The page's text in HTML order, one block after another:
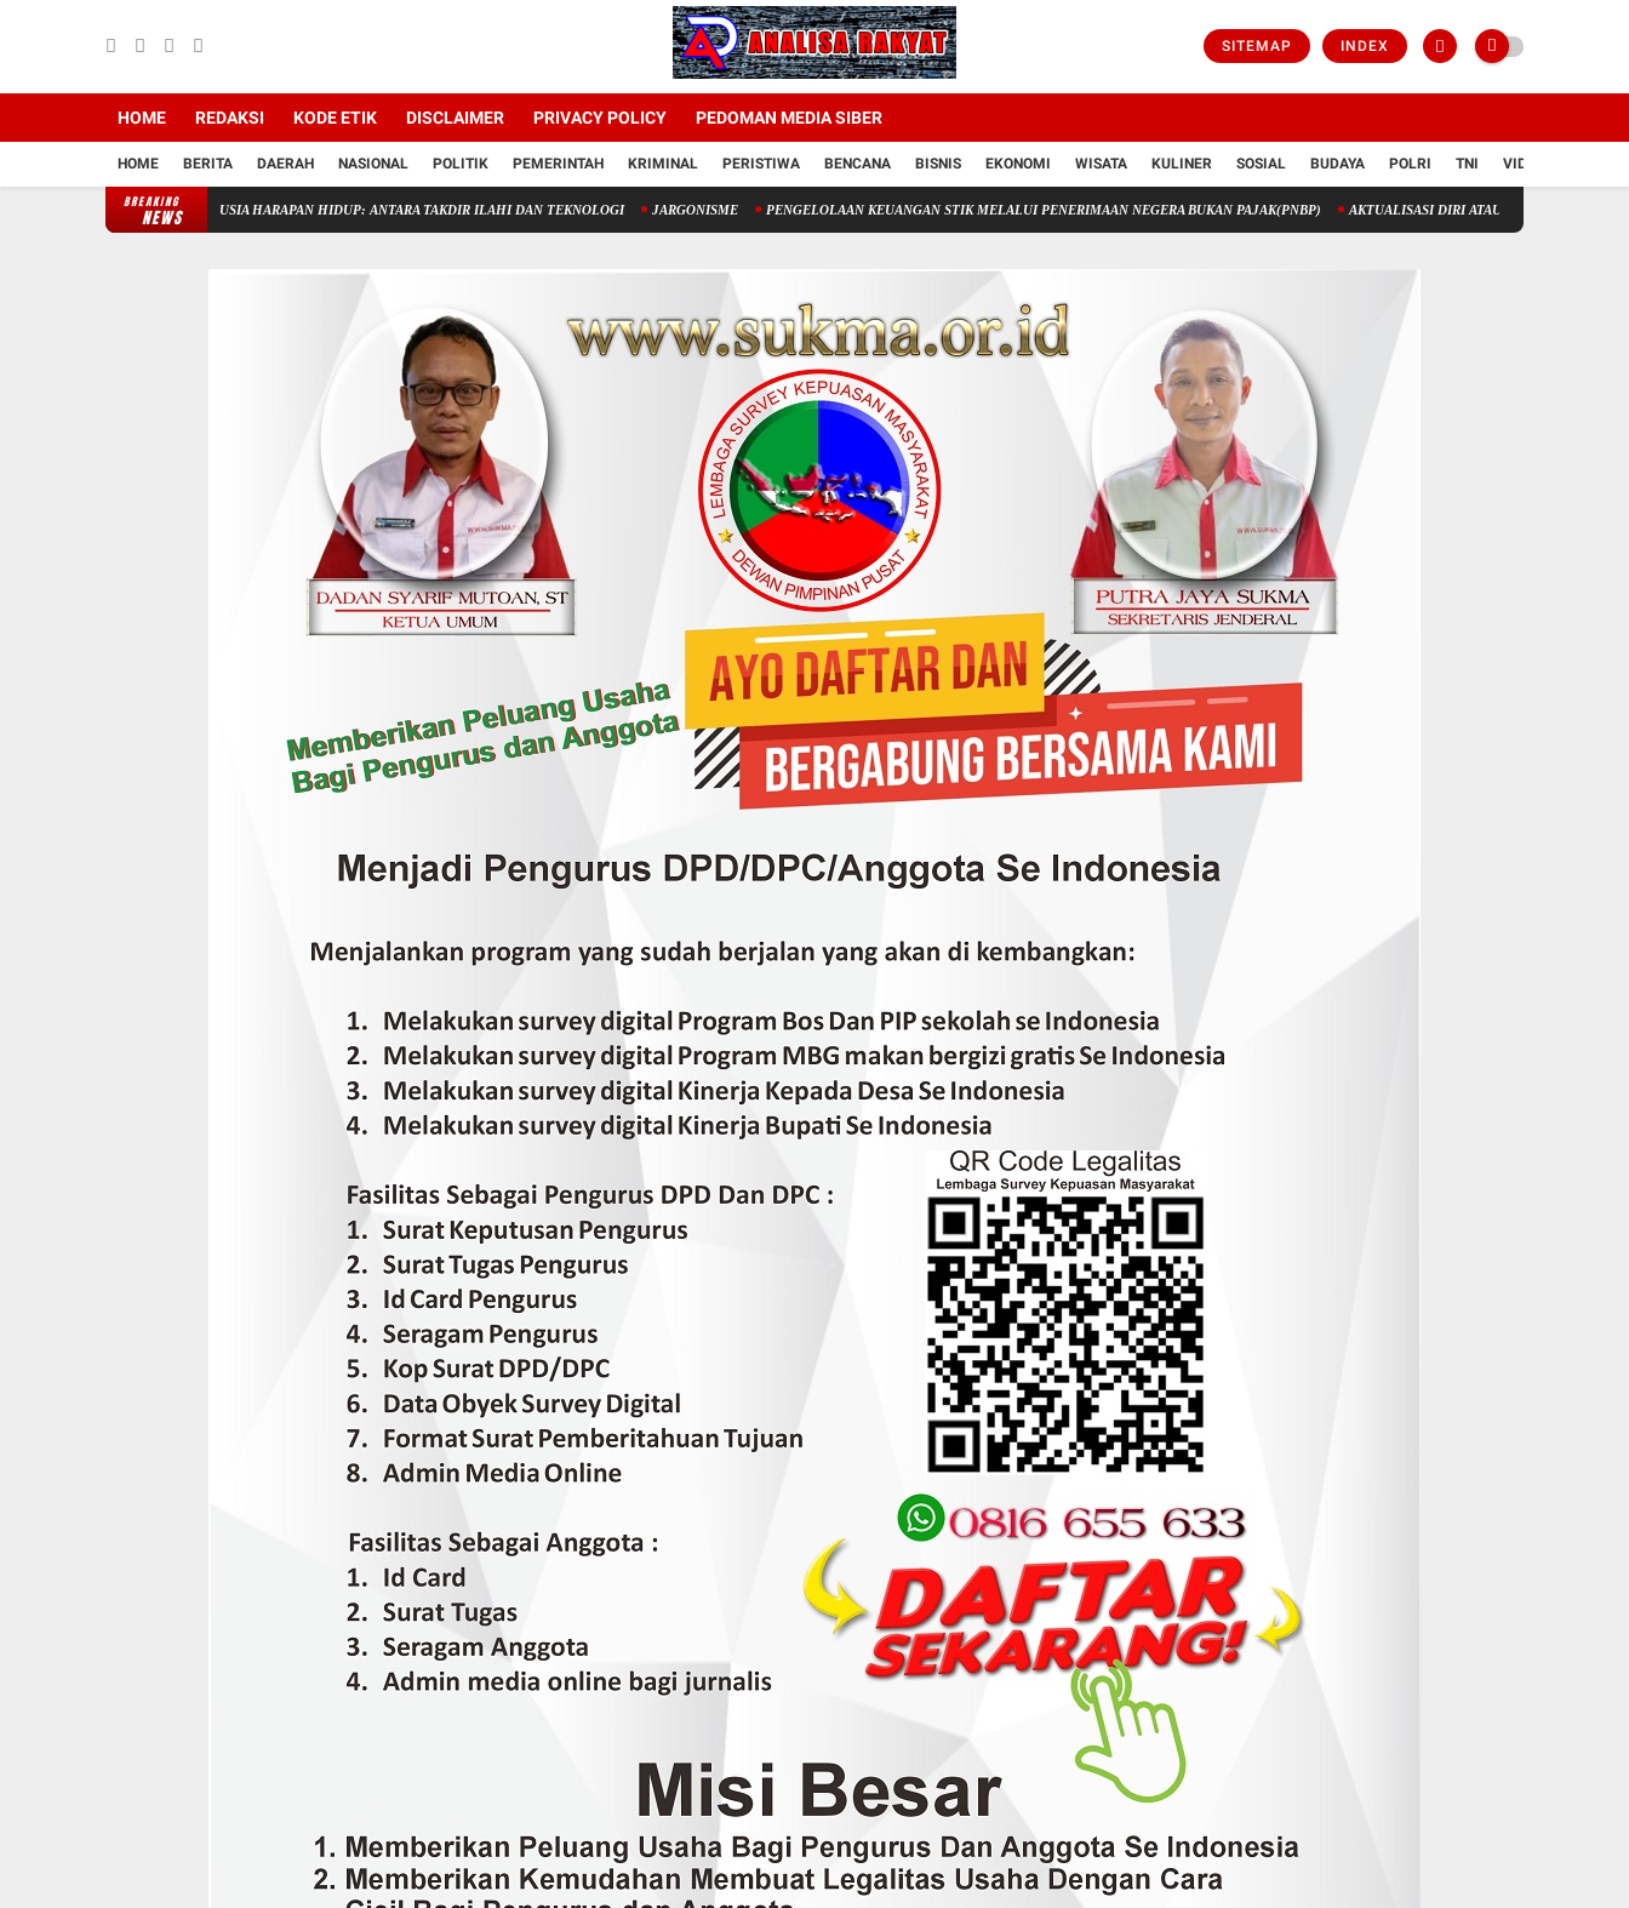
SITEMAP INDEX
HOME REDAKSI KODE ETIK DISCLAIMER PRIVACY POLICY PEDOMAN MEDIA SIBER
HOME BERITA DAERAH NASIONAL POLITIK PEMERINTAH KRIMINAL PERISTIWA BENCANA BISNIS EKONOMI WISATA KULINER SOSIAL BUDAYA POLRI TNI VIDIO
BREAKING
NEWS
USIA HARAPAN HIDUP: ANTARA TAKDIR ILAHI DAN TEKNOLOGI JARGONISME PENGELOLAAN KEUANGAN STIK MELALUI PENERIMAAN NEGERA BUKAN PAJAK(PNBP) AKTUALISASI DIRI ATAU GLORIFIKASI DIRI?